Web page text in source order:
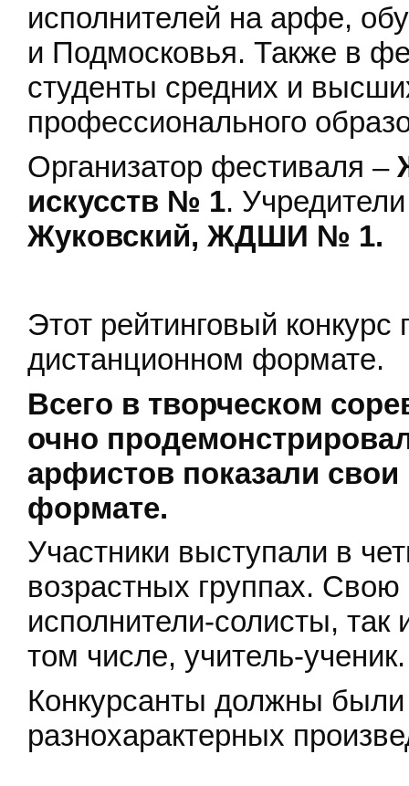
исполнителей на арфе,
и Подмосковья. Также в
студенты средних и
профессионального
Организатор фестиваля –
искусств № 1.
Жуковский, ЖДШИ № 1.
Этот рейтинговый
дистанционном формате.
Всего в творческом
очно
арфистов показали
формате.
Участники выступали в
возрастных группах.
исполнители-солисты,
том числе, учитель-ученик.
Конкурсанты должны
разнохарактерных